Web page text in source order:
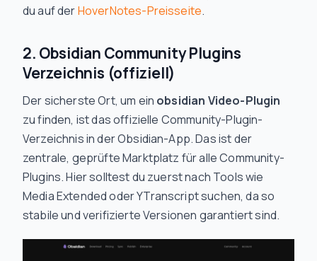
du auf derHoverNotes-Preisseite.
2. Obsidian Community Plugins
Verzeichnis (offiziell)
Der sicherste Ort, um ein obsidian Video-Plugin
zu finden, ist das offizielle Community-Plugin-
Verzeichnis in der Obsidian-App. Das ist der
zentrale, geprüfte Marktplatz für alle Community-
Plugins. Hier solltest du zuerst nach Tools wie
Media Extended oder YTranscript suchen, da so
stabile und verifizierte Versionen garantiert sind.